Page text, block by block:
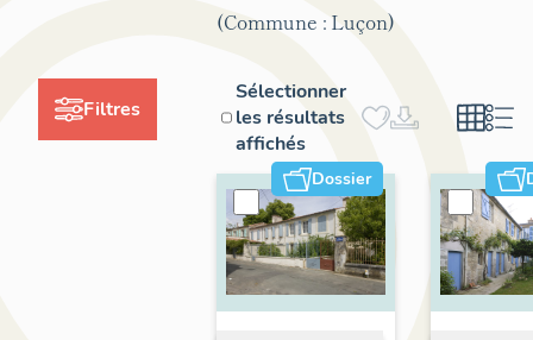
Filtres
(Commune : Luçon)
Sélectionner
les résultats
affichés
Dossier